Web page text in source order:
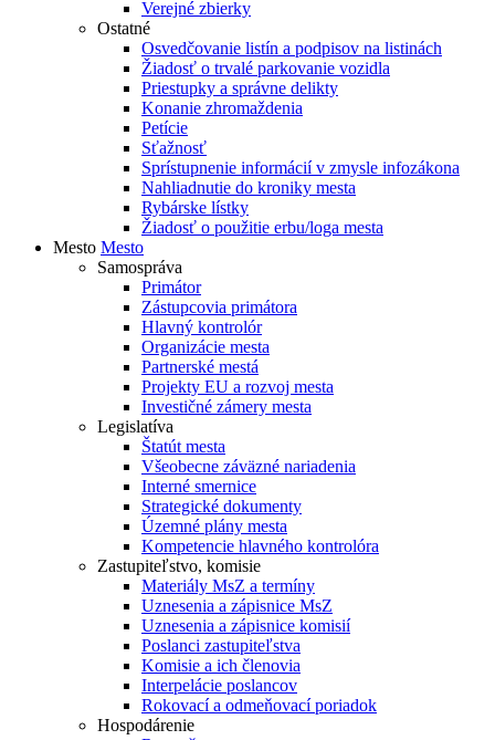
Verejné zbierky
Ostatné
Osvedčovanie listín a podpisov na listinách
Žiadosť o trvalé parkovanie vozidla
Priestupky a správne delikty
Konanie zhromaždenia
Petície
Sťažnosť
Sprístupnenie informácií v zmysle infozákona
Nahliadnutie do kroniky mesta
Rybárske lístky
Žiadosť o použitie erbu/loga mesta
Mesto Mesto
Samospráva
Primátor
Zástupcovia primátora
Hlavný kontrolór
Organizácie mesta
Partnerské mestá
Projekty EU a rozvoj mesta
Investičné zámery mesta
Legislatíva
Štatút mesta
Všeobecne záväzné nariadenia
Interné smernice
Strategické dokumenty
Územné plány mesta
Kompetencie hlavného kontrolóra
Zastupiteľstvo, komisie
Materiály MsZ a termíny
Uznesenia a zápisnice MsZ
Uznesenia a zápisnice komisií
Poslanci zastupiteľstva
Komisie a ich členovia
Interpelácie poslancov
Rokovací a odmeňovací poriadok
Hospodárenie